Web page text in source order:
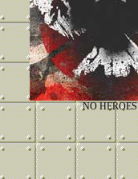
NO HEROES